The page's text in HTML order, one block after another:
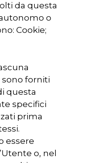
da questa
o
Cookie;
forniti
questa
specifici
prima
essere
o, nel